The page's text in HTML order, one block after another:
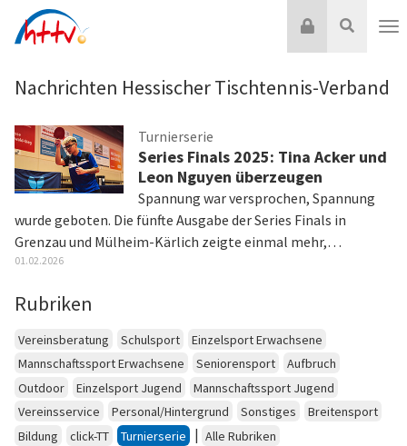
Inhalt
Suche
Login
Nachrichten Hessischer Tischtennis-Verband
Turnierserie
Series Finals 2025: Tina Acker und
Leon Nguyen überzeugen
Spannung war versprochen, Spannung
wurde geboten. Die fünfte Ausgabe der Series Finals in
Grenzau und Mülheim-Kärlich zeigte einmal mehr,…
01.02.2026
Rubriken
Vereinsberatung Schulsport
Einzelsport Erwachsene
Mannschaftssport Erwachsene
Seniorensport
Aufbruch
Outdoor
Einzelsport Jugend
Mannschaftssport Jugend
Vereinsservice
Personal/Hintergrund Sonstiges
Breitensport
Bildung
click-TT Turnierserie | Alle Rubriken